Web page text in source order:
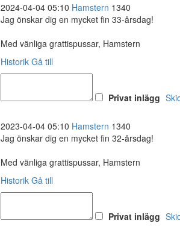
2024-04-04 05:10 Hamstern 1340
Jag önskar dig en mycket fin 33-årsdag!
Med vänliga grattispussar, Hamstern
Historik Gå till
Privat inlägg
2023-04-04 05:10 Hamstern 1340
Jag önskar dig en mycket fin 32-årsdag!
Med vänliga grattispussar, Hamstern
Historik Gå till
Privat inlägg